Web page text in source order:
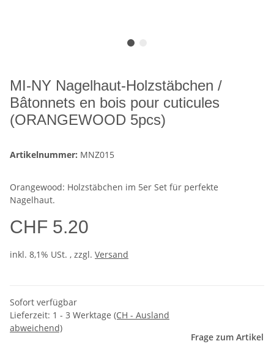
MI-NY Nagelhaut-Holzstäbchen /
Bâtonnets en bois pour cuticules
(ORANGEWOOD 5pcs)
Artikelnummer: MNZ015
Orangewood: Holzstäbchen im 5er Set für perfekte
Nagelhaut.
CHF 5.20
inkl. 8,1% USt. , zzgl. Versand
Sofort verfügbar
Lieferzeit: 1 - 3 Werktage (CH - Ausland
abweichend)
Frage zum Artikel